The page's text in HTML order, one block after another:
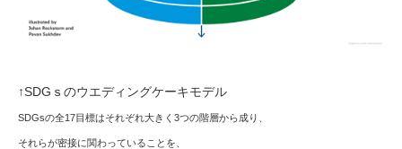
↑SDGｓのウエディングケーキモデル
SDGsの全17目標はそれぞれ大きく3つの階層から成り、
それらが密接に関わっていることを、